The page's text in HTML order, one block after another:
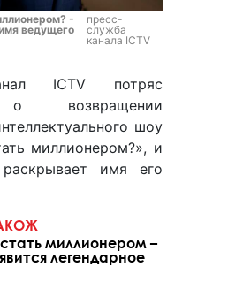
-
ведущего
пресс-
служба
канала ICTV
ICTV потряс
возвращении
шоу
миллионером?», и
имя его
миллионером –
легендарное